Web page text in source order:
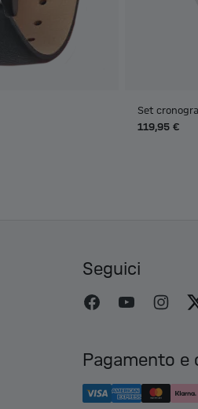
Set
119,95 €
Seguici
Pagamento e